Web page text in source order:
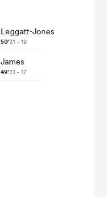
Leggatt-Jones
50'31 - 19
James
49'31 - 17